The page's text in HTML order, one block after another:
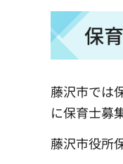
保
藤沢市では
に保育士募
藤沢市役所